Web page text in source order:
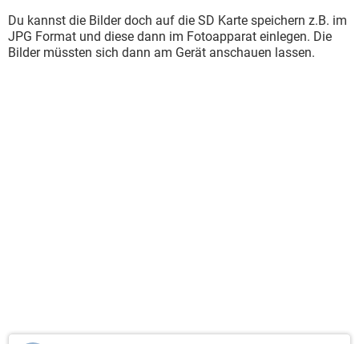
Du kannst die Bilder doch auf die SD Karte speichern z.B. im
JPG Format und diese dann im Fotoapparat einlegen. Die
Bilder müssten sich dann am Gerät anschauen lassen.